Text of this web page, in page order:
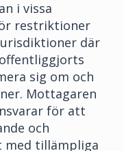
i vissa
restriktioner
där
sig om och
Mottagaren
för att
och
med tillämpliga